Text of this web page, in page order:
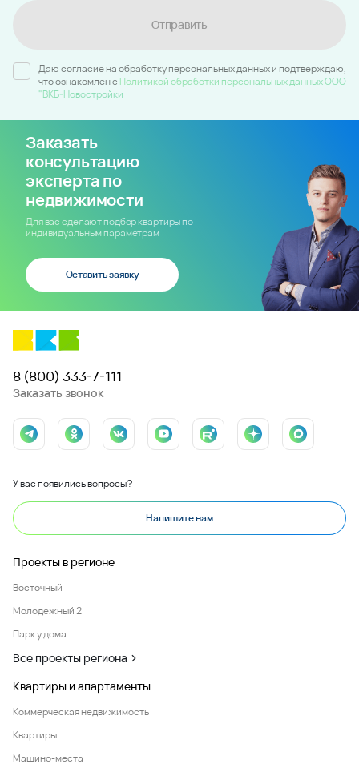
Отправить
Даю согласие на обработку персональных данных и подтверждаю,
что ознакомлен c Политикой обработки персональных данных ООО
"ВКБ-Новостройки
Заказать
консультацию
эксперта по
недвижимости
Для вас сделают подбор квартиры по
индивидуальным параметрам
Оставить заявку
8 (800) 333-7-111
Заказать звонок
У вас появились вопросы?
Напишите нам
Проекты в регионе
Восточный
Молодежный 2
Парк у дома
Все проекты региона
Квартиры и апартаменты
Коммерческая недвижимость
Квартиры
Машино-места